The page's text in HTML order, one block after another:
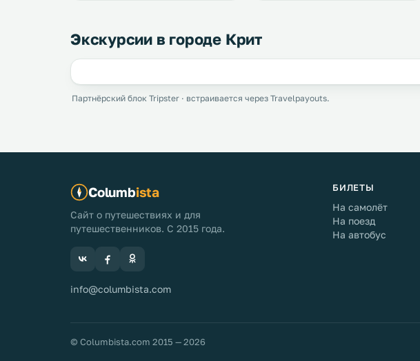
Экскурсии в городе Крит
Партнёрский блок Tripster · встраивается через Travelpayouts.
Columbista
Сайт о путешествиях и для
путешественников. С 2015 года.
info@columbista.com
БИЛЕТЫ
На самолёт
На поезд
На автобус
© Columbista.com 2015 — 2026